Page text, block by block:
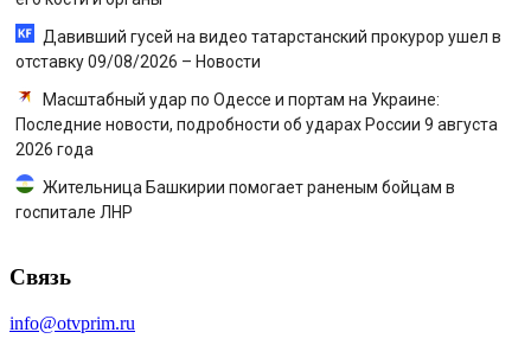
Давивший гусей на видео татарстанский прокурор ушел в
отставку 09/08/2026 – Новости
Масштабный удар по Одессе и портам на Украине:
Последние новости, подробности об ударах России 9 августа
2026 года
Жительница Башкирии помогает раненым бойцам в
госпитале ЛНР
Связь
info@otvprim.ru